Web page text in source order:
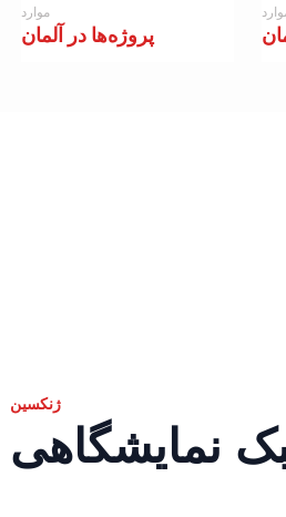
موارد
پروژه‌ها در آلمان
ژنکسین
نمایشگاهی